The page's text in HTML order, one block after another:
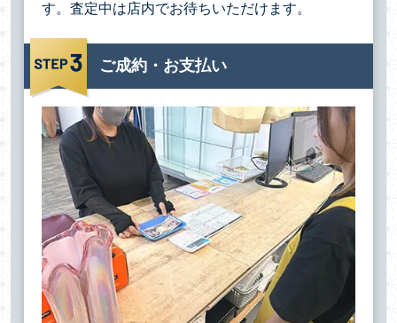
す。査定中は店内でお待ちいただけます。
ご成約・お支払い